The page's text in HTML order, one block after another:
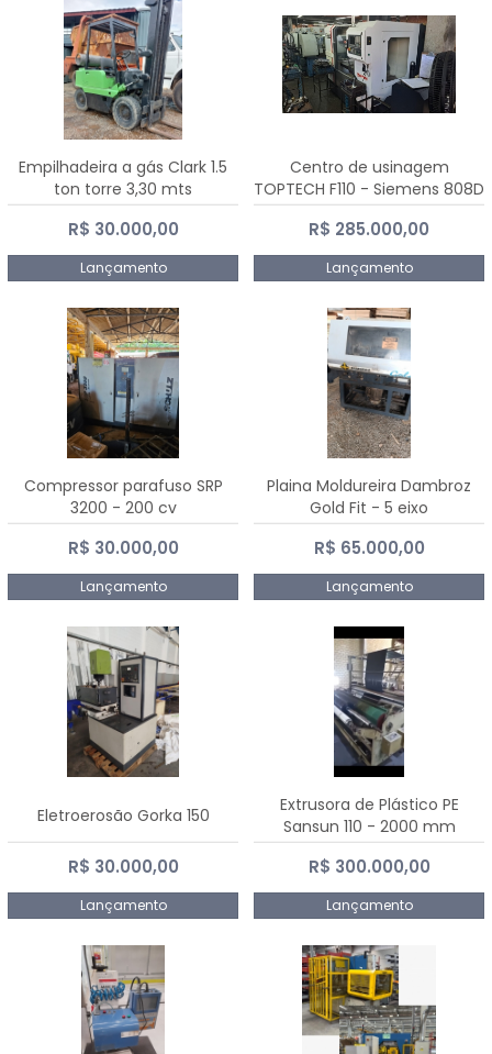
Empilhadeira a gás Clark 1.5
ton torre 3,30 mts
R$ 30.000,00
Lançamento
Centro de usinagem
TOPTECH F110 - Siemens 808D
Advanced
R$ 285.000,00
Lançamento
Compressor parafuso SRP
3200 - 200 cv
R$ 30.000,00
Lançamento
Plaina Moldureira Dambroz
Gold Fit - 5 eixo
R$ 65.000,00
Lançamento
Eletroerosão Gorka 150
R$ 30.000,00
Lançamento
Extrusora de Plástico PE
Sansun 110 - 2000 mm
R$ 300.000,00
Lançamento